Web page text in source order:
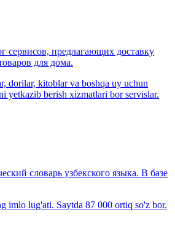
сервисов, предлагающих доставку
для дома.
dorilar, kitoblar va boshqa uy uchun
yetkazib berish xizmatlari bor servislar.
словарь узбекского языка. В базе
lug'ati. Saytda 87 000 ortiq so'z bor.